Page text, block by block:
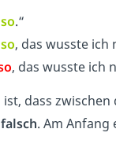
.“
, das wusste ich
, das wusste ich
ist, dass
falsch. Am Anfang